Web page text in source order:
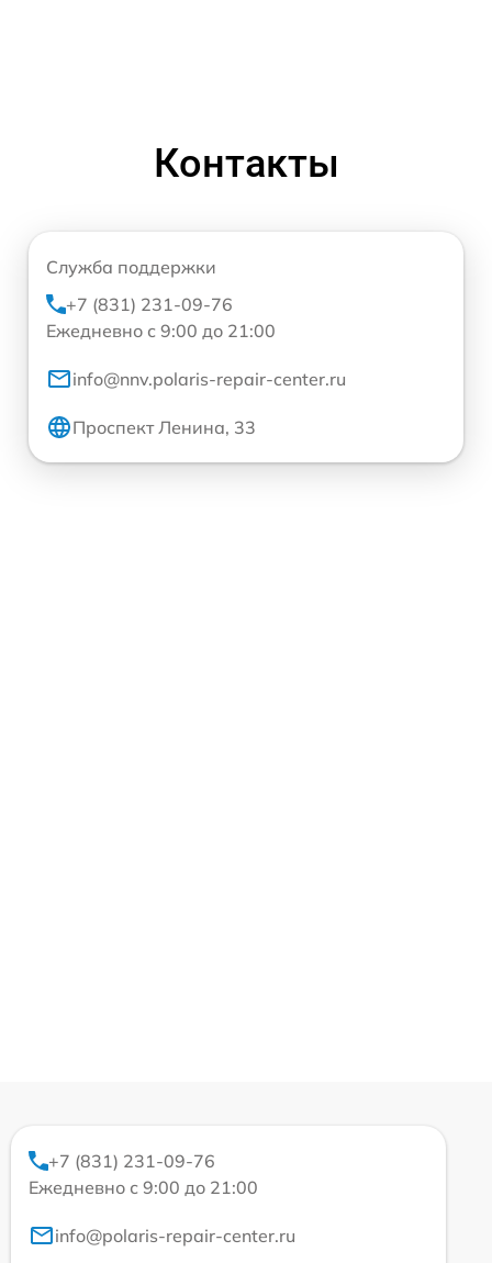
Контакты
Служба поддержки
+7 (831) 231-09-76
Ежедневно с 9:00 до 21:00
info@nnv.polaris-repair-center.ru
Проспект Ленина, 33
+7 (831) 231-09-76
Ежедневно с 9:00 до 21:00
info@polaris-repair-center.ru